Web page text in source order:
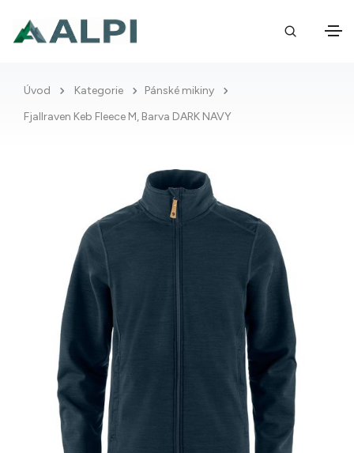
Úvod Kategorie
Pánské mikiny
Fjallraven Keb Fleece M, Barva DARK NAVY